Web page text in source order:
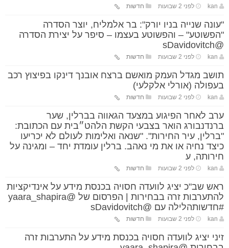
kan לפני 2 שבועות חדשות
"עונה שנייה בניו יורק": בר אלמליח, יוצר הסדרה
"הפשוטע" – והפשוטע בעצמו – סיפר על יצירת הסדרה
@sDavidovitch
kan לפני 2 שבועות חדשות
תושב מגדל העמק מואשם ברצח אובנך דינקו בפיצוץ רכב
בעפולה (אורלי אלקלעי)
kan לפני 2 שבועות חדשות
ערב לאחר הפיגוע במצעד הגאווה בברלין, שער
ברנדנבורג הואר בצבעי הקשת הלהט״בית עם הכתובת:
"ברלין, עיר החירות". "שנאה ואלימות לעולם לא יכריעו
כיצד נחיה או את מי נאהב. ברלין עומדת יחד – ומגינה על
חירותה, ע
kan לפני 2 שבועות חדשות
ראש שב"כ יציג לוועדה חסויה בכנסת מידע על אינדיקציות
להתערבות זרה בבחירות | הפרסום של @yaara_shapira
#חדשותהלילה עם @sDavidovitch
kan לפני 2 שבועות חדשות
זיני יציג לוועדה חסויה בכנסת מידע על התערבות זרה